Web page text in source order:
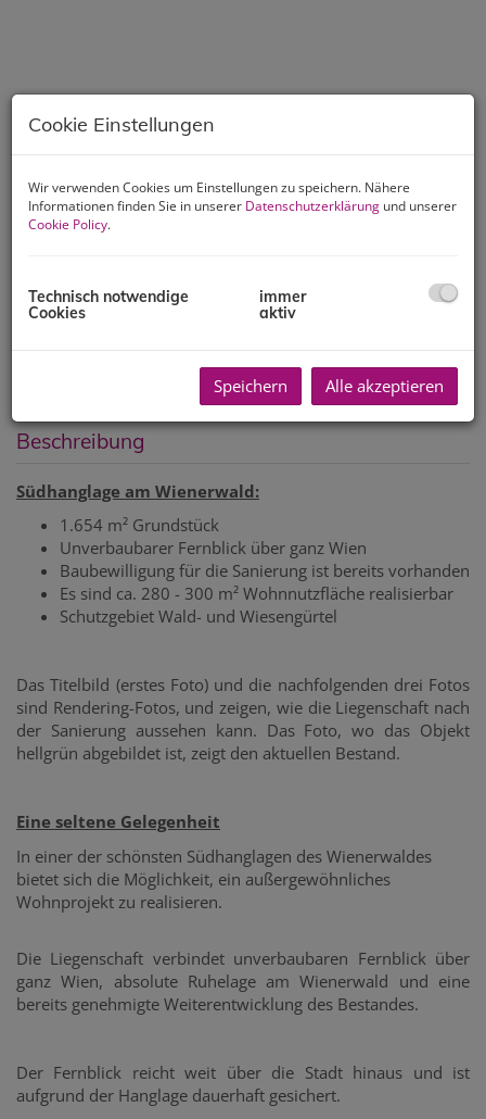
Beschreibung
Südhanglage am Wienerwald:
1.654 m² Grundstück
Unverbaubarer Fernblick über ganz Wien
Baubewilligung für die Sanierung ist bereits vorhanden
Es sind ca. 280 - 300 m² Wohnnutzfläche realisierbar
Schutzgebiet Wald- und Wiesengürtel
Das Titelbild (erstes Foto) und die nachfolgenden drei Fotos
sind Rendering-Fotos, und zeigen, wie die Liegenschaft nach
der Sanierung aussehen kann. Das Foto, wo das Objekt
hellgrün abgebildet ist, zeigt den aktuellen Bestand.
Eine seltene Gelegenheit
In einer der schönsten Südhanglagen des Wienerwaldes
bietet sich die Möglichkeit, ein außergewöhnliches
Wohnprojekt zu realisieren.
Die Liegenschaft verbindet unverbaubaren Fernblick über
ganz Wien, absolute Ruhelage am Wienerwald und eine
bereits genehmigte Weiterentwicklung des Bestandes.
Der Fernblick reicht weit über die Stadt hinaus und ist
aufgrund der Hanglage dauerhaft gesichert.
Cookie Einstellungen
Wir verwenden Cookies um Einstellungen zu speichern. Nähere
Informationen finden Sie in unserer Datenschutzerklärung und unserer
Cookie Policy.
Technisch notwendige
Cookies
immer
aktiv
Speichern Alle akzeptieren